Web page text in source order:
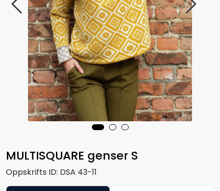
MULTISQUARE genser S
Oppskrifts ID: DSA 43-11